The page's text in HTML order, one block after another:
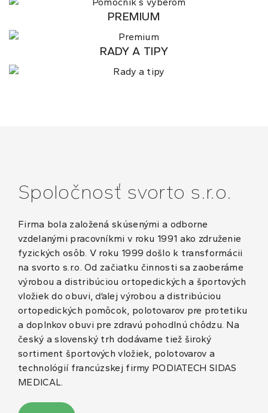
PREMIUM
RADY A TIPY
Spoločnosť svorto s.r.o.
Firma bola založená skúsenými a odborne
vzdelanými pracovníkmi v roku 1991 ako združenie
fyzických osôb. V roku 1999 došlo k transformácii
na svorto s.r.o. Od začiatku činnosti sa zaoberáme
výrobou a distribúciou ortopedických a športových
vložiek do obuvi, ďalej výrobou a distribúciou
ortopedických pomôcok, polotovarov pre protetiku
a doplnkov obuvi pre zdravú pohodlnú chôdzu. Na
český a slovenský trh dodávame tiež široký
sortiment športových vložiek, polotovarov a
technológií francúzskej firmy PODIATECH SIDAS
MEDICAL.